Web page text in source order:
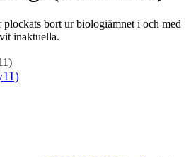
plockats bort ur biologiämnet i och med
inaktuella.